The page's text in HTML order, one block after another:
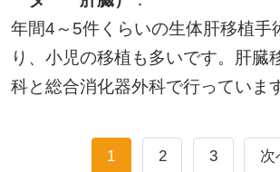
年間4～5件くらいの生体肝移植手
り、小児の移植も多いです。肝臓
科と総合消化器外科で行っていま
1 2 3 次